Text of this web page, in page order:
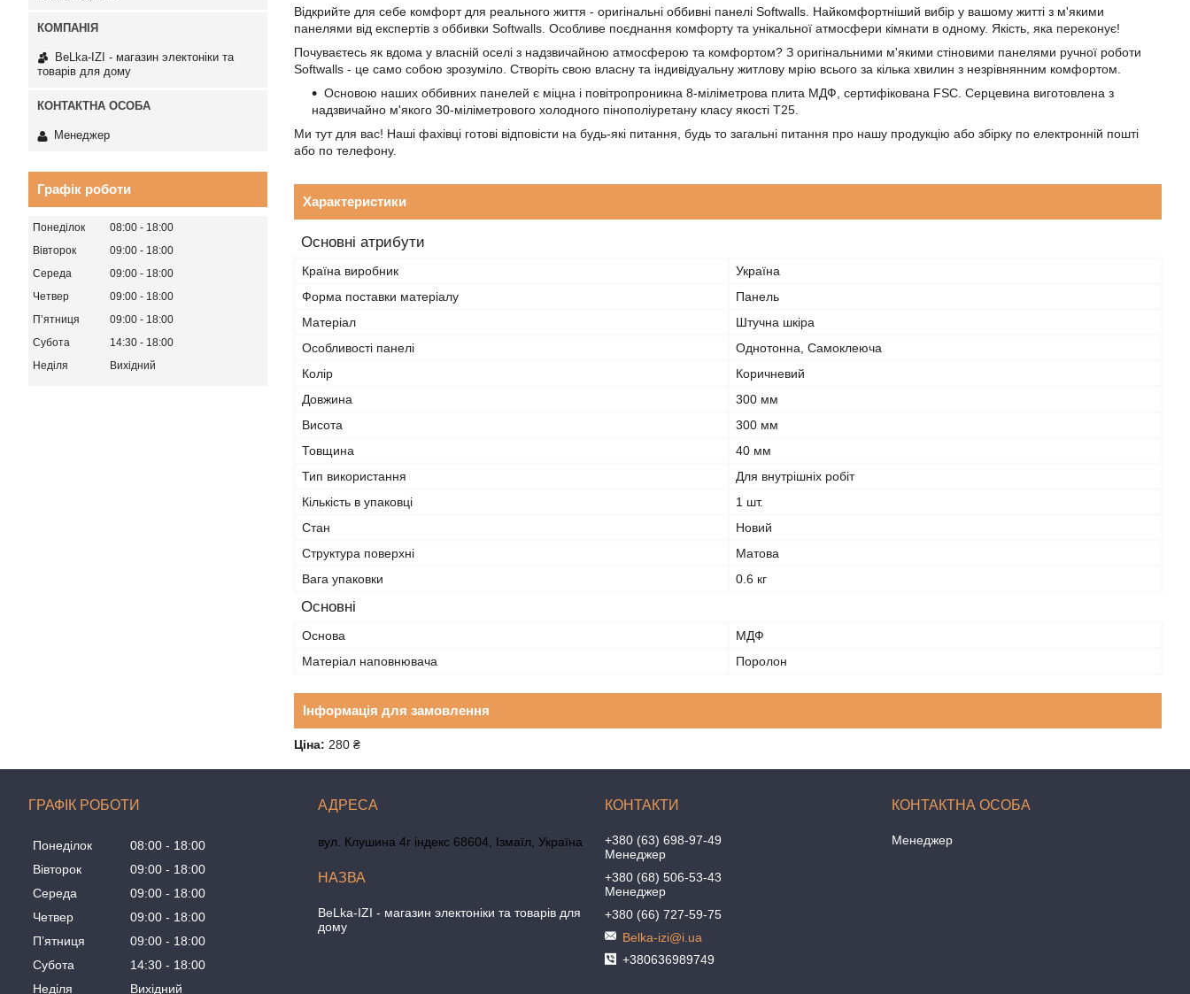
Відкрийте для себе комфорт для реального життя - оригінальні оббивні панелі Softwalls. Найкомфортніший вибір у вашому житті з м'якими
панелями від експертів з оббивки Softwalls. Особливе поєднання комфорту та унікальної атмосфери кімнати в одному. Якість, яка переконує!
Почуваєтесь як вдома у власній оселі з надзвичайною атмосферою та комфортом? З оригінальними м'якими стіновими панелями ручної роботи
Softwalls - це само собою зрозуміло. Створіть свою власну та індивідуальну житлову мрію всього за кілька хвилин з незрівнянним комфортом.
Основою наших оббивних панелей є міцна і повітропроникна 8-міліметрова плита МДФ, сертифікована FSC. Серцевина виготовлена з
надзвичайно м'якого 30-міліметрового холодного пінополіуретану класу якості Т25.
Ми тут для вас! Наші фахівці готові відповісти на будь-які питання, будь то загальні питання про нашу продукцію або збірку по електронній пошті
або по телефону.
Характеристики
Основні атрибути
Країна виробник
Україна
Форма поставки матеріалу
Панель
Матеріал
Штучна шкіра
Особливості панелі
Однотонна, Самоклеюча
Колір
Коричневий
Довжина
300 мм
Висота
300 мм
Товщина
40 мм
Тип використання
Для внутрішніх робіт
Кількість в упаковці
1 шт.
Стан
Новий
Структура поверхні
Матова
Вага упаковки
0.6 кг
Основні
Основа
МДФ
Матеріал наповнювача
Поролон
Інформація для замовлення
Ціна: 280 ₴
BeLka-IZI - магазин электоніки та
товарів для дому
Менеджер
Графік роботи
Понеділок 08:00
18:00
Вівторок
09:00
18:00
Середа
09:00
18:00
Четвер
09:00
18:00
Пʼятниця
09:00
18:00
Субота
14:30
18:00
Неділя
Вихідний
ГРАФІК РОБОТИ
Понеділок 08:00
18:00
Вівторок
09:00
18:00
Середа
09:00
18:00
Четвер
09:00
18:00
Пʼятниця
09:00
18:00
Субота
14:30
18:00
Неділя
Вихідний
вул. Клушина 4г індекс 68604, Ізмаїл, Україна
BeLka-IZI - магазин электоніки та товарів для
дому
+380 (63) 698-97-49
Менеджер
+380 (68) 506-53-43
Менеджер
+380 (66) 727-59-75
Belka-izi@i.ua
+380636989749
Менеджер